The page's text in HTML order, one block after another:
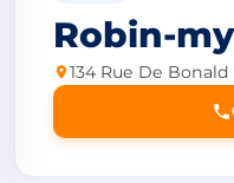
Robin-
134 Rue De